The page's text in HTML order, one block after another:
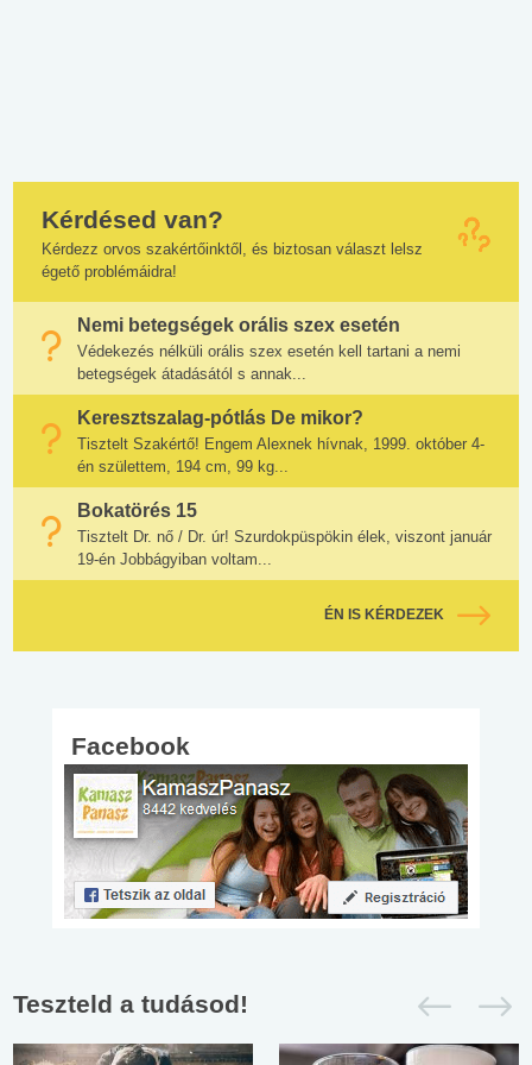
Kérdésed van?
Kérdezz orvos szakértőinktől, és biztosan választ lelsz
égető problémáidra!
Nemi betegségek orális szex esetén
Védekezés nélküli orális szex esetén kell tartani a nemi
betegségek átadásától s annak...
Keresztszalag-pótlás De mikor?
Tisztelt Szakértő! Engem Alexnek hívnak, 1999. október 4-
én születtem, 194 cm, 99 kg...
Bokatörés 15
Tisztelt Dr. nő / Dr. úr! Szurdokpüspökin élek, viszont január
19-én Jobbágyiban voltam...
ÉN IS KÉRDEZEK
Facebook
Teszteld a tudásod!